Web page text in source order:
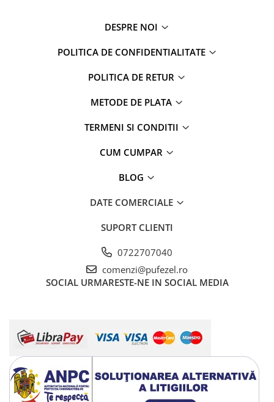
DESPRE NOI
POLITICA DE CONFIDENTIALITATE
POLITICA DE RETUR
METODE DE PLATA
TERMENI SI CONDITII
CUM CUMPAR
BLOG
DATE COMERCIALE
SUPORT CLIENTI
0722707040
comenzi@pufezel.ro
SOCIAL URMARESTE-NE IN SOCIAL MEDIA